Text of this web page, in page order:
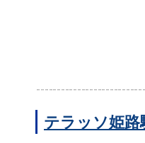
テラッソ姫路